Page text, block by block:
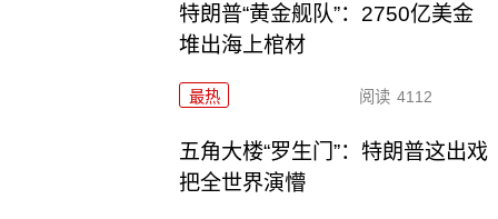
特朗普“黄金舰队”：2750亿美金
堆出海上棺材
最热 阅读 4112
五角大楼“罗生门”：特朗普这出戏
把全世界演懵